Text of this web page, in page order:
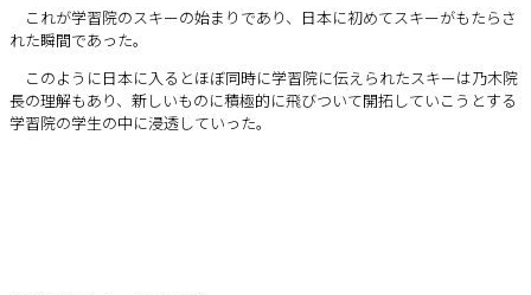
これが学習院のスキーの始まりであり、日本に初めてスキーがもたらさ
れた瞬間であった。
このように日本に入るとほぼ同時に学習院に伝えられたスキーは乃木院
長の理解もあり、新しいものに積極的に飛びついて開拓していこうとする
学習院の学生の中に浸透していった。